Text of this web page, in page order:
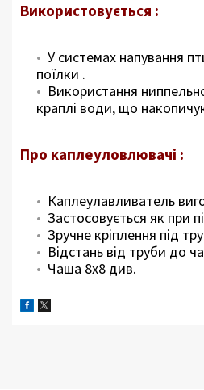
Використовується :
У системах напування
поїлки .
Використання
краплі води, що
Про каплеуловлювачі :
Каплеулавливатель
Застосовується як при
Зручне кріплення під
Відстань від труби до
Чаша 8х8 див.